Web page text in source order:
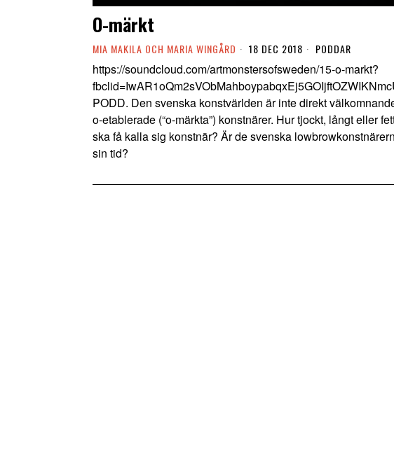
O-märkt
MIA MAKILA OCH MARIA WINGÅRD 18 DEC 2018 PODDAR
https://soundcloud.com/artmonstersofsweden/15-o-markt?
PODD. Den svenska konstvärlden är inte direkt
o-etablerade (“o-märkta”) konstnärer. Hur tjockt, långt eller
ska få kalla sig konstnär? Är de svenska
sin tid?